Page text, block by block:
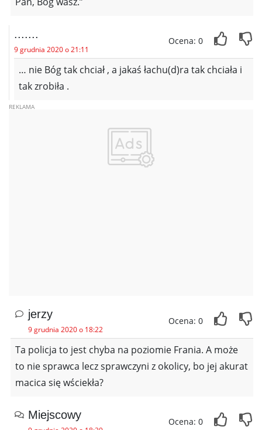
.......
9 grudnia 2020 o 21:11
Ocena: 0
… nie Bóg tak chciał , a jakaś łachu(d)ra tak chciała i
tak zrobiła .
jerzy
9 grudnia 2020 o 18:22
Ocena: 0
Ta policja to jest chyba na poziomie Frania. A może
to nie sprawca lecz sprawczyni z okolicy, bo jej akurat
macica się wściekła?
Miejscowy
Ocena: 0